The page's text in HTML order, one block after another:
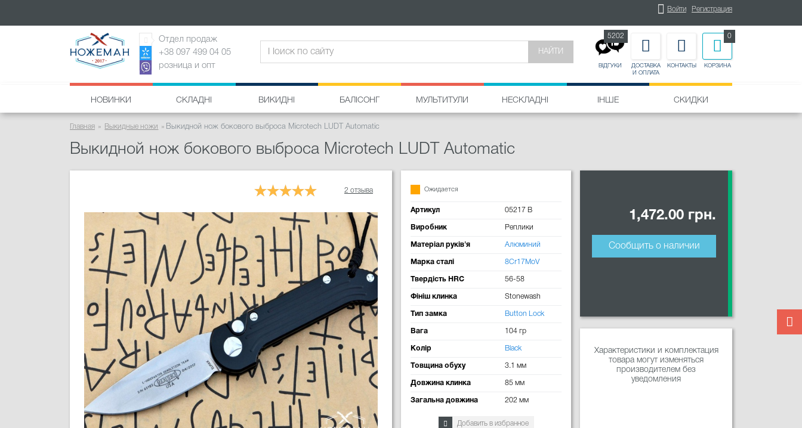
Войти Регистрация
Отдел продаж
+38 097 499 04 05
розница и опт
НАЙТИ
ВІДГУКИ
5202
ДОСТАВКА
И ОПЛАТА
КОНТАКТЫ КОРЗИНА
0
НОВИНКИ СКЛАДНІ ВИКИДНІ БАЛІСОНГ МУЛЬТИТУЛИ НЕСКЛАДНІ ІНШЕ СКИДКИ
Главная Выкидные ножи Выкидной нож бокового выброса Microtech LUDT Automatic
Выкидной нож бокового выброса Microtech LUDT Automatic
2 отзыва Ожидается
Артикул 05217 B
Виробник Реплики
Матеріал руків'я Алюминий
Марка сталі 8Cr17MoV
Твердість HRC 56-58
Фініш клинка Stonewash
Тип замка Button Lock
Вага 104 гр
Колір Black
Товщина обуху 3.1 мм
Довжина клинка 85 мм
Загальна довжина 202 мм
Добавить в избранное
1,472.00 грн.
Сообщить о наличии
Характеристики и комплектация
товара могут изменяться
производителем без
уведомления